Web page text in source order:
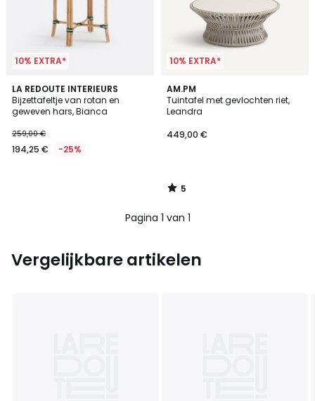
10% EXTRA*
LA REDOUTE INTERIEURS
Bijzettafeltje van rotan en
geweven hars, Bianca
€
In
toegepast.
259,00 €
194,25 € -25%
10% EXTRA*
AM.PM
Tuintafel met gevlochten riet,
Leandra
449,00 €
5
/
5
5
/
Pagina 1 van 1
Vergelijkbare artikelen